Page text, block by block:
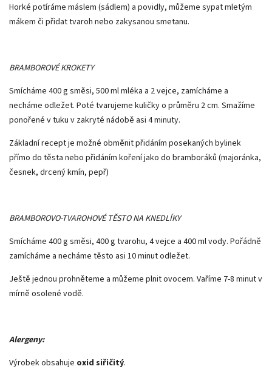
Horké potíráme máslem (sádlem) a povidly, můžeme sypat mletým
mákem či přidat tvaroh nebo zakysanou smetanu.
BRAMBOROVÉ KROKETY
Smícháme 400 g směsi, 500 ml mléka a 2 vejce, zamícháme a
necháme odležet. Poté tvarujeme kuličky o průměru 2 cm. Smažíme
ponořené v tuku v zakryté nádobě asi 4 minuty.
Základní recept je možné obměnit přidáním posekaných bylinek
přímo do těsta nebo přidáním koření jako do bramboráků (majoránka,
česnek, drcený kmín, pepř)
BRAMBOROVO-TVAROHOVÉ TĚSTO NA KNEDLÍKY
Smícháme 400 g směsi, 400 g tvarohu, 4 vejce a 400 ml vody. Pořádně
zamícháme a necháme těsto asi 10 minut odležet.
Ještě jednou prohněteme a můžeme plnit ovocem. Vaříme 7-8 minut v
mírně osolené vodě.
Alergeny:
Výrobek obsahuje oxid siřičitý.